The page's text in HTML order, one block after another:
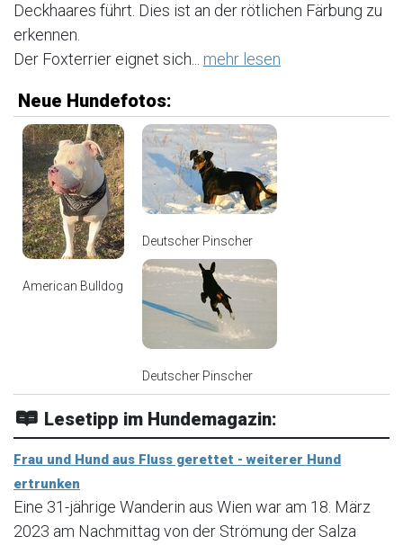
Deckhaares führt. Dies ist an der rötlichen Färbung zu
erkennen.
Der Foxterrier eignet sich... mehr lesen
Neue Hundefotos:
American Bulldog
Deutscher Pinscher
Deutscher Pinscher
Lesetipp im Hundemagazin:
Frau und Hund aus Fluss gerettet - weiterer Hund
ertrunken
Eine 31-jährige Wanderin aus Wien war am 18. März
2023 am Nachmittag von der Strömung der Salza